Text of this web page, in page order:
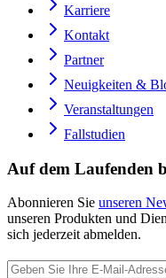
Karriere
Kontakt
Partner
Neuigkeiten &
Veranstaltungen
Fallstudien
Auf dem Laufenden
Abonnieren Sie unseren
unseren Produkten und
sich jederzeit abmelden.